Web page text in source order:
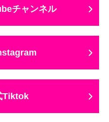
チャンネル
Tiktok